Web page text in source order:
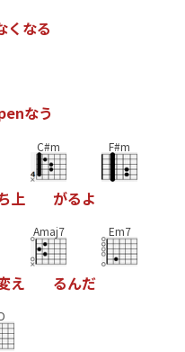
く なる
enなう
上
C#m
がるよ
F#m
え
Amaj7
るんだ
Em7